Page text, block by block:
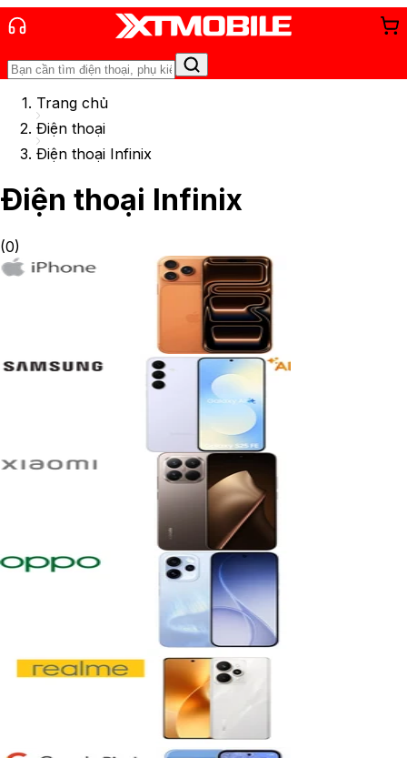
Trang chủ
Điện thoại
Điện thoại Infinix
Điện thoại Infinix
(0)